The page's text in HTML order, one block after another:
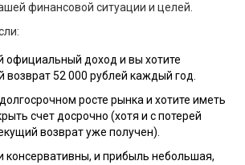
финансовой ситуации и целей.
официальный доход и вы хотите
возврат 52 000 рублей каждый год.
росте рынка и хотите иметь
счет досрочно (хотя и с потерей
возврат уже получен).
консервативны, и прибыль небольшая,